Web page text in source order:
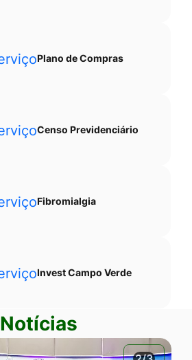
Plano de Compras
Censo Previdenciário
Fibromialgia
Invest Campo Verde
Notícias